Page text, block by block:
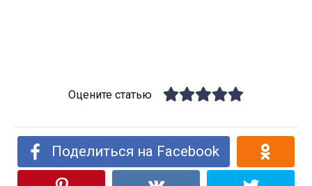
Оцените статью
Поделиться на Facebook